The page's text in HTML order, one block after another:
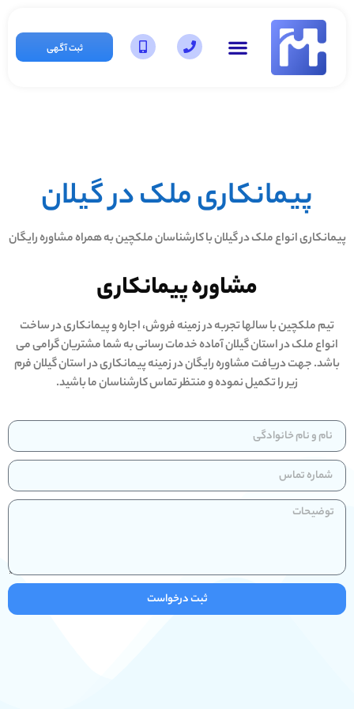
ثبت آگهی
پیمانکاری ملک در گیلان
پیمانکاری انواع ملک در گیلان با کارشناسان ملکچین به همراه مشاوره رایگان
مشاوره پیمانکاری
تیم ملکچین با سالها تجربه در زمینه فروش، اجاره و پیمانکاری در ساخت
انواع ملک در استان گیلان آماده خدمات رسانی به شما مشتریان گرامی می
باشد. جهت دریافت مشاوره رایگان در زمینه پیمانکاری در استان گیلان فرم
زیر را تکمیل نموده و منتظر تماس کارشناسان ما باشید.
ثبت درخواست